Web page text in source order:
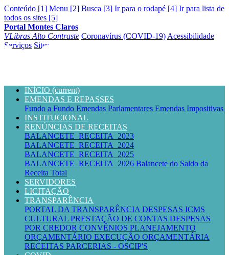
Conteúdo [1] Menu [2] Busca [3] Ir para o rodapé [4] Ir para lista de
todos os sites [5]
Portal Montes Claros
VLibras Alto Contraste Coronavírus (COVID-19) Acessibilidade
Serviços Sites
INÍCIO (current)
EMENDAS E REPASSES
Fundo a Fundo Emendas Parlamentares Emendas Impositivas
INSTITUCIONAL
RENÚNCIAS DE RECEITAS
BALANCETE_RECEITA_2023
BALANCETE_RECEITA_2024
BALANCETE_RECEITA_2025
BALANCETE_RECEITA_2026 Balancete do Saldo da
Receita Total
SERVIDORES
LICITAÇÃO
TRANSPARÊNCIA
PORTAL DA TRANSPARÊNCIA DESPESAS ICMS
CULTURAL PRESTAÇÃO DE CONTAS DESPESAS
POR CREDOR CONVÊNIOS PLANEJAMENTO
ORÇAMENTÁRIO EXECUÇÃO ORÇAMENTÁRIA
RECEITAS PARCERIAS - OSCIP'S